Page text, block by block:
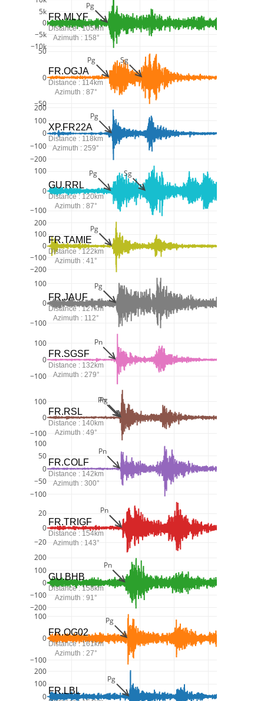
0
100
200
−100
0
100
−200
−100
0
100
200
−20
0
20
−100
−50
0
50
100
−100
0
100
−100
0
100
−100
0
100
−200
−100
0
100
200
−100
0
100
−200
−100
0
100
200
−50
0
50
−10k
−5k
0
5k
Pg
Pg
Pn
Pn
Pn
Pn
Pg
Pn
Pg
Pg
Pg Sg
Pg
Pg Sg
Pg
FR.LBL
FR.OG02
Distance : 161km
Azimuth : 27°
GU.BHB
Distance : 158km
Azimuth : 91°
FR.TRIGF
Distance : 154km
Azimuth : 143°
FR.COLF
Distance : 142km
Azimuth : 300°
FR.RSL
Distance : 140km
Azimuth : 49°
FR.SGSF
Distance : 132km
Azimuth : 279°
FR.JAUF
Distance : 127km
Azimuth : 112°
FR.TAMIE
Distance : 122km
Azimuth : 41°
GU.RRL
Distance : 120km
Azimuth : 87°
XP.FR22A
Distance : 118km
Azimuth : 259°
FR.OGJA
Distance : 114km
Azimuth : 87°
FR.MLYF
Distance : 105km
Azimuth : 158°